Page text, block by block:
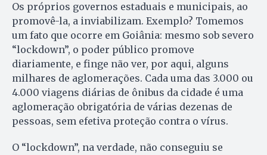
Os próprios governos estaduais e municipais, ao
promovê-la, a inviabilizam. Exemplo? Tomemos
um fato que ocorre em Goiânia: mesmo sob severo
“lockdown”, o poder público promove
diariamente, e finge não ver, por aqui, alguns
milhares de aglomerações. Cada uma das 3.000 ou
4.000 viagens diárias de ônibus da cidade é uma
aglomeração obrigatória de várias dezenas de
pessoas, sem efetiva proteção contra o vírus.
O “lockdown”, na verdade, não conseguiu se